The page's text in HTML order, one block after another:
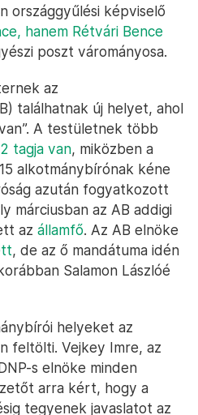
országgyűlési képviselő
hanem Rétvári Bence
poszt várományosa.
az
találhatnak új helyet, ahol
A testületnek több
tagja van, miközben a
alkotmánybírónak kéne
azután fogyatkozott
márciusban az AB addigi
az államfő. Az AB elnöke
, de az ő mandátuma idén
Salamon Lászlóé
helyeket az
feltölti. Vejkey Imre, az
s elnöke minden
arra kért, hogy a
tegyenek javaslatot az